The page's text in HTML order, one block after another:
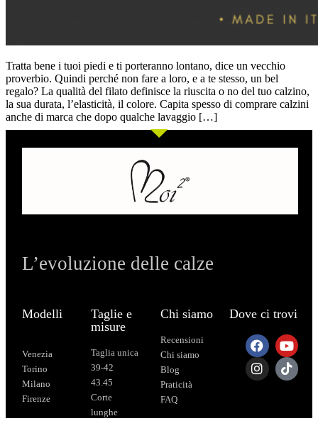
Tratta bene i tuoi piedi e ti porteranno lontano, dice un vecchio
proverbio. Quindi perché non fare a loro, e a te stesso, un bel
regalo? La qualità del filato definisce la riuscita o no del tuo calzino,
la sua durata, l’elasticità, il colore. Capita spesso di comprare calzini
anche di marca che dopo qualche lavaggio […]
L’evoluzione delle calze
Modelli
Venezia
Torino
Milano
Firenze
Taglie e
misure
Taglia unica
39-42
43.45
Corte
lunghe
Chi siamo
Recensioni
Chi siamo
Blog
Praticità
FAQ
Dove ci trovi